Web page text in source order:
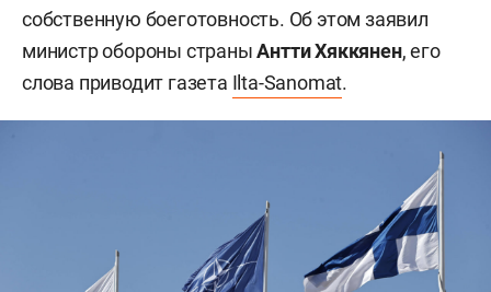
собственную боеготовность. Об этом заявил
министр обороны страныАнтти Хяккянен, его
слова приводит газета Ilta-Sanomat.